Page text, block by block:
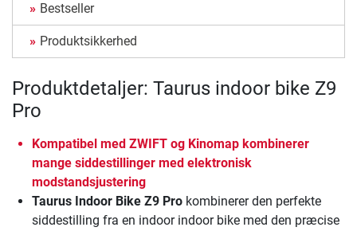
Bestseller
Produktsikkerhed
Produktdetaljer: Taurus indoor bike Z9
Pro
Kompatibel med ZWIFT og Kinomap kombinerer
mange siddestillinger med elektronisk
modstandsjustering
Taurus Indoor Bike Z9 Pro kombinerer den perfekte
siddestilling fra en indoor indoor bike med den præcise